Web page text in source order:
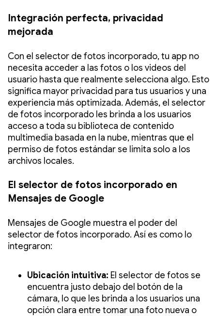
Integración perfecta, privacidad
mejorada
Con el selector de fotos incorporado, tu app no
necesita acceder a las fotos o los videos del
usuario hasta que realmente selecciona algo. Esto
significa mayor privacidad para tus usuarios y una
experiencia más optimizada. Además, el selector
de fotos incorporado les brinda a los usuarios
acceso a toda su biblioteca de contenido
multimedia basada en la nube, mientras que el
permiso de fotos estándar se limita solo a los
archivos locales.
El selector de fotos incorporado en
Mensajes de Google
Mensajes de Google muestra el poder del
selector de fotos incorporado. Así es como lo
integraron:
Ubicación intuitiva: El selector de fotos se
encuentra justo debajo del botón de la
cámara, lo que les brinda a los usuarios una
opción clara entre tomar una foto nueva o